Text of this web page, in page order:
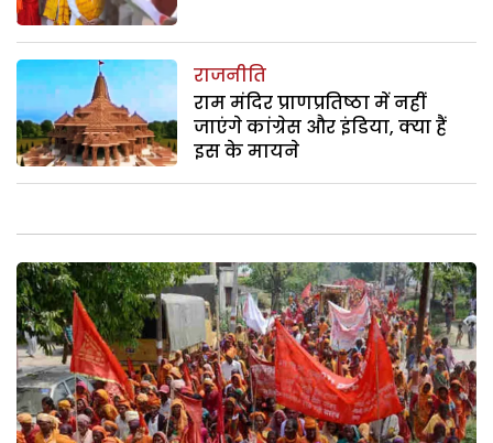
राजनीति
राम मंदिर प्राणप्रतिष्ठा में नहीं
जाएंगे कांग्रेस और इंडिया, क्या हैं
इस के मायने